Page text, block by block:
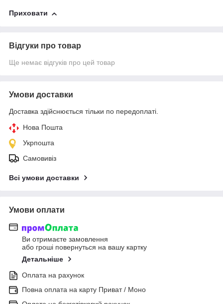
Приховати
Відгуки про товар
Ще немає відгуків про цей товар
Умови доставки
Доставка здійснюється тільки по передоплаті.
Нова Пошта
Укрпошта
Самовивіз
Всі умови доставки
Умови оплати
Ви отримаєте замовлення
або гроші повернуться на вашу картку
Детальніше
Оплата на рахунок
Повна оплата на карту Приват / Моно